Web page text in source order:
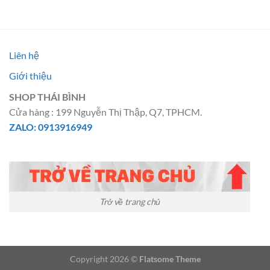
Liên hệ
Giới thiệu
SHOP THÁI BÌNH
Cửa hàng : 199 Nguyễn Thị Thập, Q7, TPHCM.
ZALO: 0913916949
Trở về trang chủ
Copyright 2026 © Flatsome Theme